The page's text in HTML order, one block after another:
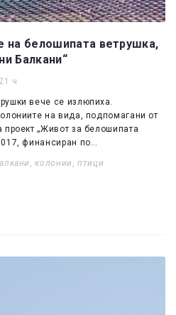
на белошипата ветрушка,
Балкани“
ч.
вече се излюпиха.
на вида, подпомагани от
„Живот за белошипата
финансиран по…
,колонии ,птици